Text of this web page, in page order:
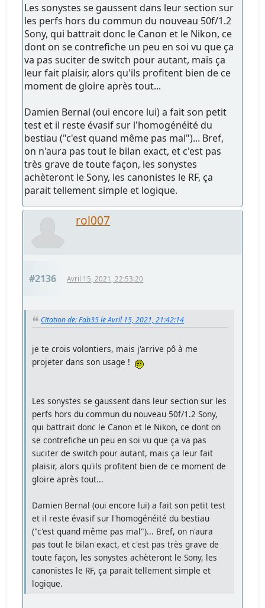
Les sonystes se gaussent dans leur section sur
les perfs hors du commun du nouveau 50f/1.2
Sony, qui battrait donc le Canon et le Nikon, ce
dont on se contrefiche un peu en soi vu que ça
va pas suciter de switch pour autant, mais ça
leur fait plaisir, alors qu'ils profitent bien de ce
moment de gloire après tout...
Damien Bernal (oui encore lui) a fait son petit
test et il reste évasif sur l'homogénéité du
bestiau ("c'est quand même pas mal")... Bref,
on n'aura pas tout le bilan exact, et c'est pas
très grave de toute façon, les sonystes
achèteront le Sony, les canonistes le RF, ça
parait tellement simple et logique.
rol007
#2136 Avril 15, 2021, 22:53:20
Citation de: Fab35 le Avril 15, 2021, 21:42:14
je te crois volontiers, mais j'arrive pô à me
projeter dans son usage !
Les sonystes se gaussent dans leur section sur les
perfs hors du commun du nouveau 50f/1.2 Sony,
qui battrait donc le Canon et le Nikon, ce dont on
se contrefiche un peu en soi vu que ça va pas
suciter de switch pour autant, mais ça leur fait
plaisir, alors qu'ils profitent bien de ce moment de
gloire après tout...
Damien Bernal (oui encore lui) a fait son petit test
et il reste évasif sur l'homogénéité du bestiau
("c'est quand même pas mal")... Bref, on n'aura
pas tout le bilan exact, et c'est pas très grave de
toute façon, les sonystes achèteront le Sony, les
canonistes le RF, ça parait tellement simple et
logique.